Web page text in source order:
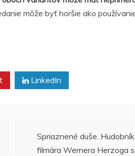
môže byť horšie ako
LinkedIn
Spriaznené duše.
filmára Wernera Herzoga